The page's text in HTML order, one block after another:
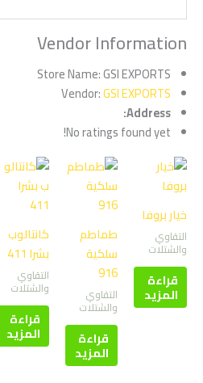
Vendor Information
Store Name:GSI EXPORTS
Vendor:GSI EXPORTS
Address:
No ratings found yet!
خيار بروفا
التقاوي
والشتلات
قراءة
المزيد
طماطم
سلكية
916
التقاوي
والشتلات
قراءة
المزيد
كانتالوب
بشرا 411
التقاوي
والشتلات
قراءة
المزيد